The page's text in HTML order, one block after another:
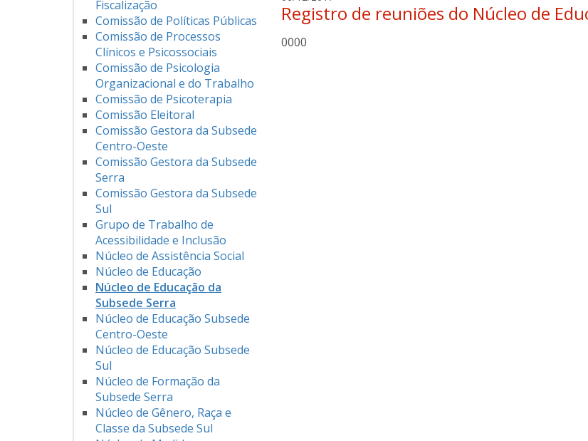
Fiscalização
Comissão de Políticas Públicas
Comissão de Processos
Clínicos e Psicossociais
Comissão de Psicologia
Organizacional e do Trabalho
Comissão de Psicoterapia
Comissão Eleitoral
Comissão Gestora da Subsede
Centro-Oeste
Comissão Gestora da Subsede
Serra
Comissão Gestora da Subsede
Sul
Grupo de Trabalho de
Acessibilidade e Inclusão
Núcleo de Assistência Social
Núcleo de Educação
Núcleo de Educação da
Subsede Serra
Núcleo de Educação Subsede
Centro-Oeste
Núcleo de Educação Subsede
Sul
Núcleo de Formação da
Subsede Serra
Núcleo de Gênero, Raça e
Classe da Subsede Sul
a
m
r
l
Registro de reuniões do Núcleo de
0000